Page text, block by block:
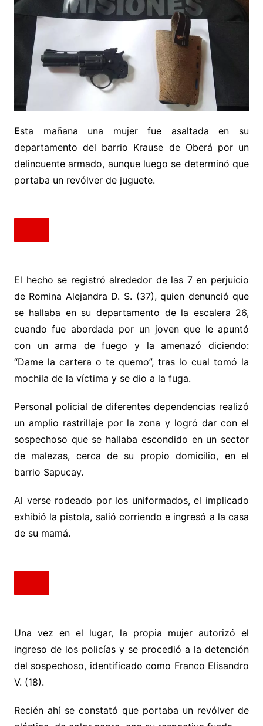
Esta mañana una mujer fue asaltada en su
departamento del barrio Krause de Oberá por un
delincuente armado, aunque luego se determinó que
portaba un revólver de juguete.
El hecho se registró alrededor de las 7 en perjuicio
de Romina Alejandra D. S. (37), quien denunció que
se hallaba en su departamento de la escalera 26,
cuando fue abordada por un joven que le apuntó
con un arma de fuego y la amenazó diciendo:
“Dame la cartera o te quemo”, tras lo cual tomó la
mochila de la víctima y se dio a la fuga.
Personal policial de diferentes dependencias realizó
un amplio rastrillaje por la zona y logró dar con el
sospechoso que se hallaba escondido en un sector
de malezas, cerca de su propio domicilio, en el
barrio Sapucay.
Al verse rodeado por los uniformados, el implicado
exhibió la pistola, salió corriendo e ingresó a la casa
de su mamá.
Una vez en el lugar, la propia mujer autorizó el
ingreso de los policías y se procedió a la detención
del sospechoso, identificado como Franco Elisandro
V. (18).
Recién ahí se constató que portaba un revólver de